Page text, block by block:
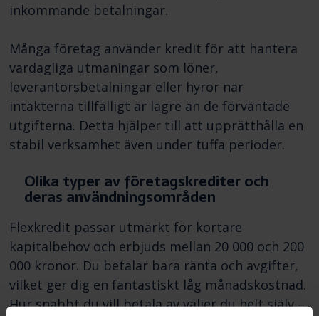
inkommande betalningar.
Många företag använder kredit för att hantera
vardagliga utmaningar som löner,
leverantörsbetalningar eller hyror när
intäkterna tillfälligt är lägre än de förväntade
utgifterna. Detta hjälper till att upprätthålla en
stabil verksamhet även under tuffa perioder.
Olika typer av företagskrediter och
deras användningsområden
Flexkredit passar utmärkt för kortare
kapitalbehov och erbjuds mellan 20 000 och 200
000 kronor. Du betalar bara ränta och avgifter,
vilket ger dig en fantastiskt låg månadskostnad.
Hur snabbt du vill betala av väljer du helt själv –